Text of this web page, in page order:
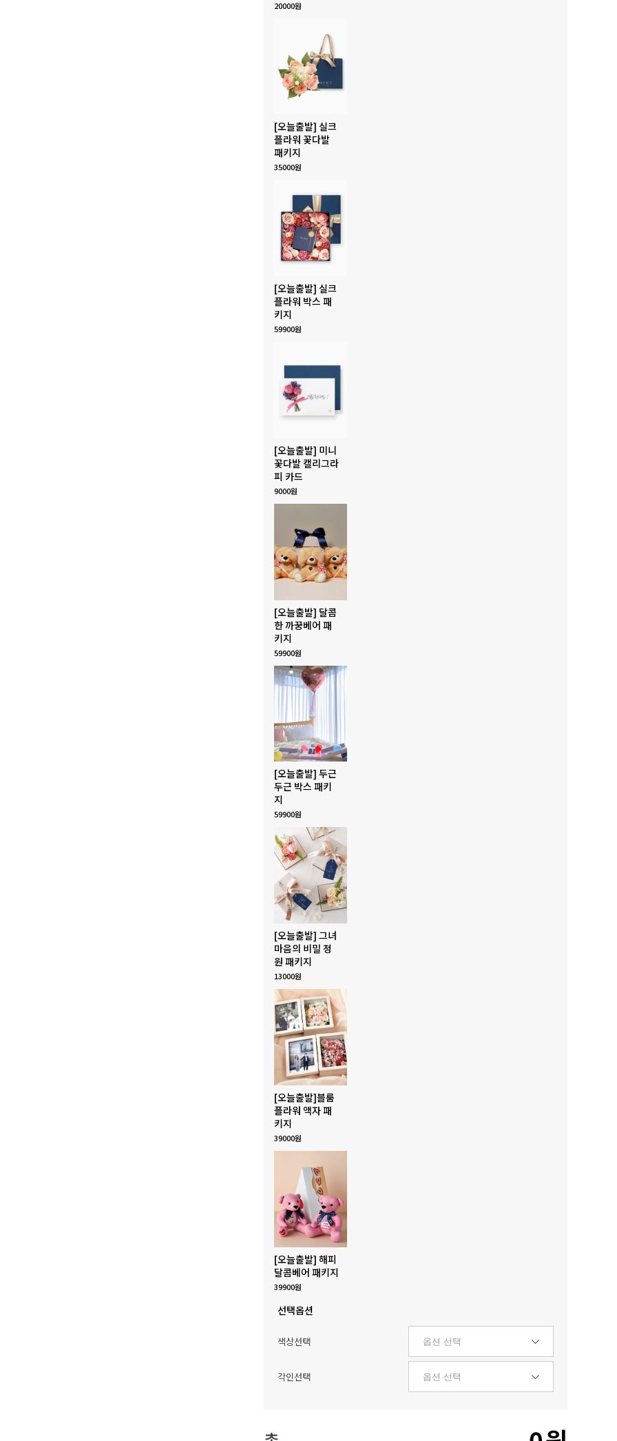
20000원
[오늘출발] 실크
플라워 꽃다발
패키지
35000원
[오늘출발] 실크
플라워 박스 패
키지
59900원
[오늘출발] 미니
꽃다발 캘리그라
피 카드
9000원
[오늘출발] 달콤
한 까꿍베어 패
키지
59900원
[오늘출발] 두근
두근 박스 패키
지
59900원
[오늘출발] 그녀
마음의 비밀 정
원 패키지
13000원
[오늘출발]블룸
플라워 액자 패
키지
39000원
[오늘출발] 해피
달콤베어 패키지
39900원
선택옵션
색상선택
각인선택